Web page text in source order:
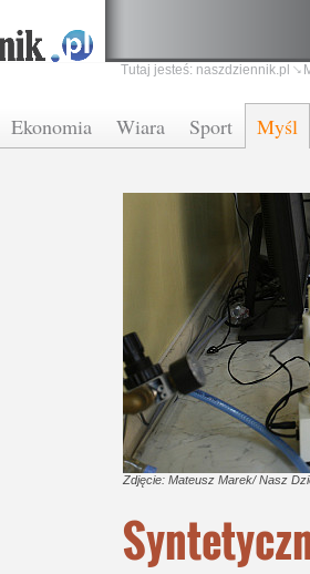
Ekonomia Wiara Sport Myśl
Tutaj jesteś: naszdziennik.pl
Zdjęcie: Mateusz Marek/ Nasz